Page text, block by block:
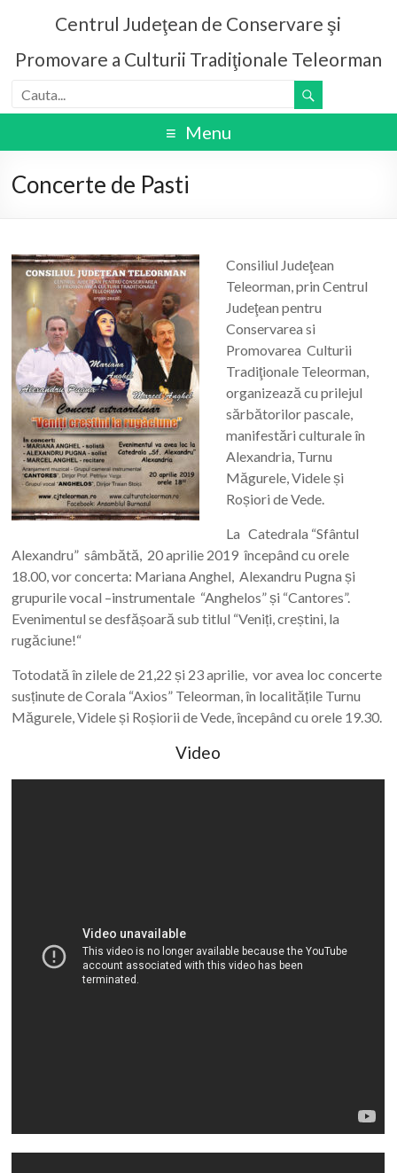
Centrul Judeţean de Conservare şi
Promovare a Culturii Tradiţionale Teleorman
Menu
Concerte de Pasti
Consiliul Judeţean
Teleorman, prin Centrul
Judeţean pentru
Conservarea si
Promovarea Culturii
Tradiţionale Teleorman,
organizează cu prilejul
sărbătorilor pascale,
manifestări culturale în
Alexandria, Turnu
Măgurele, Videle și
Roșiori de Vede.
La Catedrala “Sfântul
Alexandru” sâmbătă, 20 aprilie 2019 începând cu orele
18.00, vor concerta: Mariana Anghel, Alexandru Pugna și
grupurile vocal –instrumentale “Anghelos” și “Cantores”.
Evenimentul se desfășoară sub titlul “Veniți, creștini, la
rugăciune!“
Totodată în zilele de 21,22 și 23 aprilie, vor avea loc concerte
susținute de Corala “Axios” Teleorman, în localitățile Turnu
Măgurele, Videle și Roșiorii de Vede, începând cu orele 19.30.
Video